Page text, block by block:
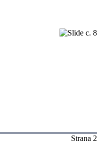
Strana 2